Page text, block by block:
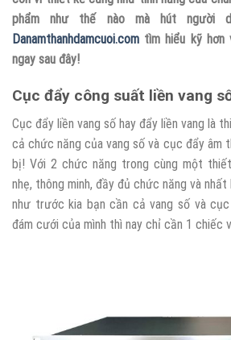
phẩm như thế nào mà hút người
Danamthanhdamcuoi.com tìm hiểu kỹ hơn
ngay sau đây!
Cục đẩy công suất liền vang
Cục đẩy liền vang số hay đẩy liền vang là
cả chức năng của vang số và cục đẩy âm
bị! Với 2 chức năng trong cùng một
nhẹ, thông minh, đầy đủ chức năng và
như trước kia bạn cần cả vang số và
đám cưới của mình thì nay chỉ cần 1 chiếc